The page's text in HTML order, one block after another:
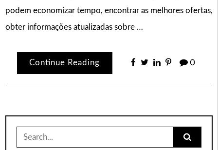
podem economizar tempo, encontrar as melhores ofertas,
obter informações atualizadas sobre …
Continue Reading 0
Search